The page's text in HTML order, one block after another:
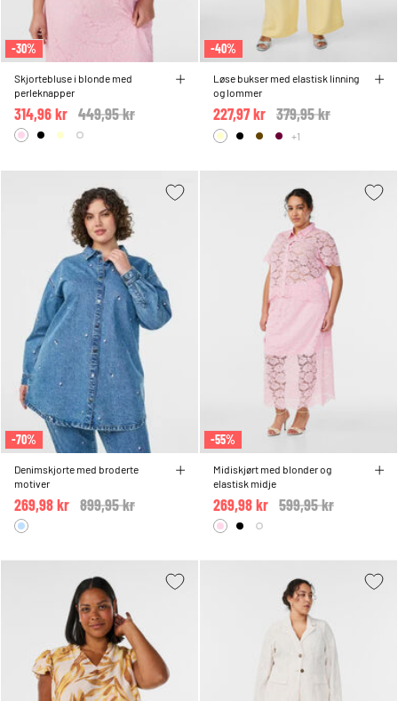
-30%
Skjortebluse i blonde med
perleknapper
Price reduced from
449,95 kr
314,96 kr
-40%
Løse bukser med elastisk linning
og lommer
Price reduced from
379,95 kr
227,97 kr
+1
-70%
Denimskjorte med broderte
motiver
Price reduced from
899,95 kr
269,98 kr
-55%
Midiskjørt med blonder og
elastisk midje
Price reduced from
599,95 kr
269,98 kr